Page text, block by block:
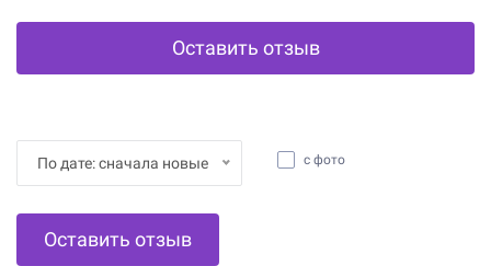
Оставить отзыв
По дате: сначала новые с фото
Оставить отзыв